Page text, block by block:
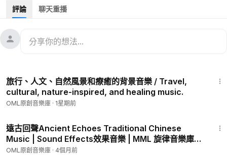
Music 音樂: Artemis
Melodies Music Library 旋律音樂庫 | 訂閱下載、點擊、分享
#BGM
#音樂庫
評論 聊天重播
會員專享
旅行、人文、自然風景和療癒的背景音樂 / Travel,
cultural, nature-inspired, and healing music.
OML原創音樂庫 · 1星期前
遠古回聲Ancient Echoes Traditional Chinese
Music | Sound Effects效果音樂 | MML 旋律音樂庫
BGM
OML原創音樂庫 · 4個月前